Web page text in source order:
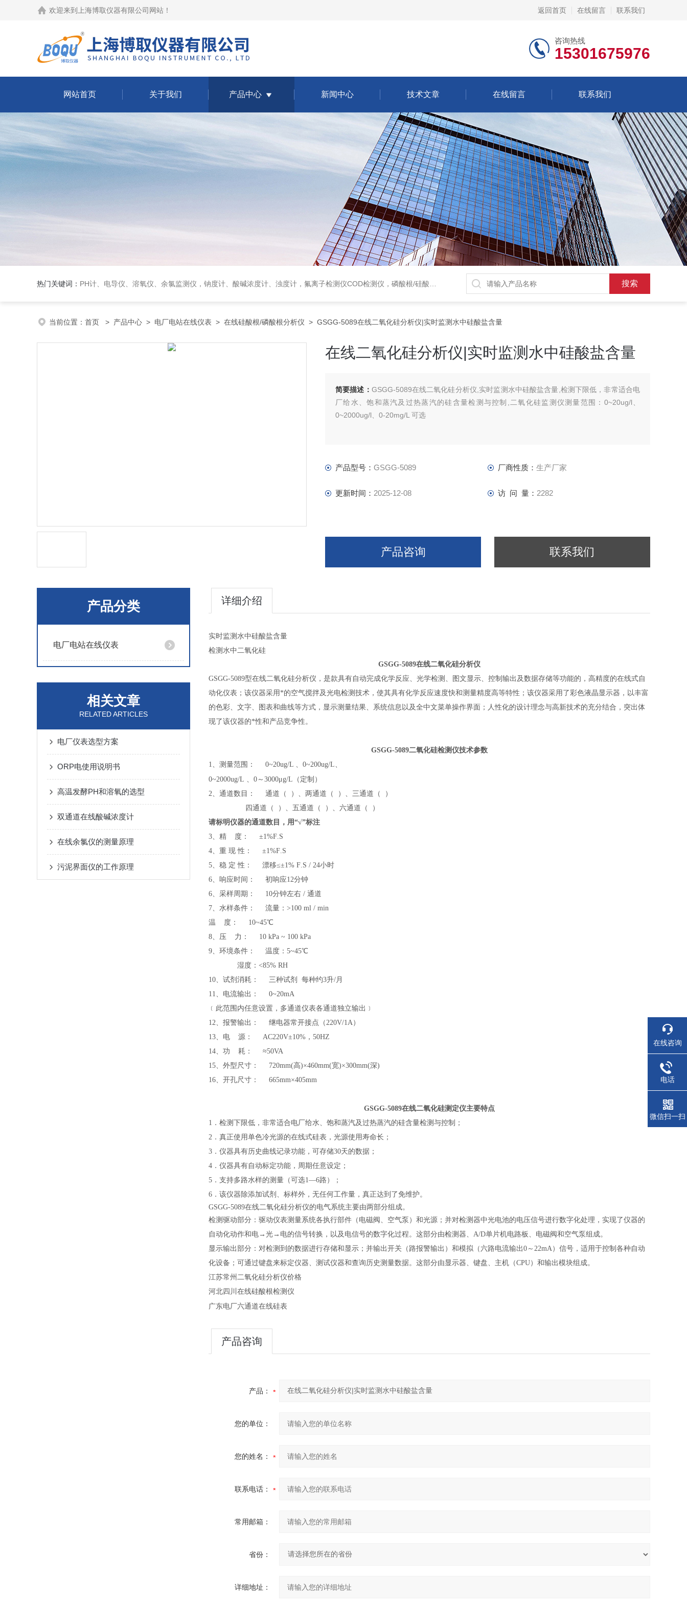
欢迎来到 上海博取仪器有限公司网站 ！ 返回首页 在线留言 联系我们
咨询热线
15301675976
网站首页 关于我们 产品中心 新闻中心 技术文章 在线留言 联系我们
热门关键词： PH计、电导仪、溶氧仪、余氯监测仪，钠度计、酸碱浓度计、浊度计，氟离子检测仪COD检测仪，磷酸根/硅酸根分析仪，PH电极、溶氧电极、电导电极
当前位置： 首页 > 产品中心 > 电厂电站在线仪表 > 在线硅酸根/磷酸根分析仪 > GSGG-5089在线二氧化硅分析仪|实时监测水中硅酸盐含量
在线二氧化硅分析仪|实时监测水中硅酸盐含量
简要描述： GSGG-5089在线二氧化硅分析仪,实时监测水中硅酸盐含量,检测下限低，非常适合电
厂给水、饱和蒸汽及过热蒸汽的硅含量检测与控制,二氧化硅监测仪测量范围：0~20ug/l、
0~2000ug/l、0-20mg/L 可选
产品型号： GSGG-5089 厂商性质： 生产厂家
更新时间： 2025-12-08 访 问 量： 2282
产品咨询 联系我们
产品分类
电厂电站在线仪表
相关文章
RELATED ARTICLES
电厂仪表选型方案
ORP电使用说明书
高温发酵PH和溶氧的选型
双通道在线酸碱浓度计
在线余氯仪的测量原理
污泥界面仪的工作原理
详细介绍
实时监测水中硅酸盐含量
检测水中二氧化硅
GSGG-5089在线二氧化硅分析仪
GSGG-5089型在线二氧化硅分析仪，是款具有自动完成化学反应、光学检测、图文显示、控制输出及数据存储等功能的，高精度的在线式自
动化仪表；该仪器采用*的空气搅拌及光电检测技术，使其具有化学反应速度快和测量精度高等特性；该仪器采用了彩色液晶显示器，以丰富
的色彩、文字、图表和曲线等方式，显示测量结果、系统信息以及全中文菜单操作界面；人性化的设计理念与高新技术的充分结合，突出体
现了该仪器的*性和产品竞争性。
GSGG-5089二氧化硅检测仪技术参数
1、测量范围： 0~20ug/L 、0~200ug/L、
0~2000ug/L 、0～3000μg/L（定制）
2、通道数目： 通道（ ）、两通道（ ）、三通道（ ）
四通道（ ）、五通道（ ）、六通道（ ）
请标明仪器的通道数目，用“√”标注
3、精 度： ±1%F.S
4、重 现 性： ±1%F.S
5、稳 定 性： 漂移≤±1% F.S / 24小时
6、响应时间： 初响应12分钟
6、采样周期： 10分钟左右 / 通道
7、水样条件： 流量： >100 ml / min
温 度： 10~45℃
8、压 力： 10 kPa ~ 100 kPa
9、环境条件： 温度：5~45℃
湿度： <85% RH
10、试剂消耗： 三种试剂 每种约3升/月
11、电流输出： 0~20mA
﹝此范围内任意设置，多通道仪表各通道独立输出﹞
12、报警输出： 继电器常开接点（220V/1A）
13、电 源： AC220V±10%，50HZ
14、功 耗： ≈50VA
15、外型尺寸： 720mm(高)×460mm(宽)×300mm(深)
16、开孔尺寸： 665mm×405mm
GSGG-5089在线二氧化硅测定仪主要特点
1．检测下限低，非常适合电厂给水、饱和蒸汽及过热蒸汽的硅含量检测与控制；
2．真正使用单色冷光源的在线式硅表，光源使用寿命长；
3．仪器具有历史曲线记录功能，可存储30天的数据；
4．仪器具有自动标定功能，周期任意设定；
5．支持多路水样的测量（可选1—6路）；
6．该仪器除添加试剂、标样外，无任何工作量，真正达到了免维护。
GSGG-5089在线二氧化硅分析仪的电气系统主要由两部分组成。
检测驱动部分：驱动仪表测量系统各执行部件（电磁阀、空气泵）和光源；并对检测器中光电池的电压信号进行数字化处理，实现了仪器的
自动化动作和电→光→电的信号转换，以及电信号的数字化过程。这部分由检测器、A/D单片机电路板、电磁阀和空气泵组成。
显示输出部分：对检测到的数据进行存储和显示；并输出开关（路报警输出）和模拟（六路电流输出0～22mA）信号，适用于控制各种自动
化设备；可通过键盘来标定仪器、测试仪器和查询历史测量数据。这部分由显示器、键盘、主机（CPU）和输出模块组成。
江苏常州二氧化硅分析仪价格
河北四川在线硅酸根检测仪
广东电厂六通道在线硅表
产品咨询
产品：
您的单位：
您的姓名：
联系电话：
常用邮箱：
省份：
详细地址：
在线咨询
电话
微信扫一扫